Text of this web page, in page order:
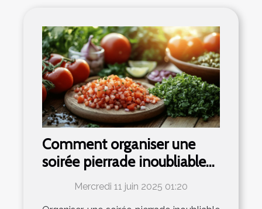
Comment organiser une
soirée pierrade inoubliable
avec des recettes faciles
Mercredi 11 juin 2025 01:20